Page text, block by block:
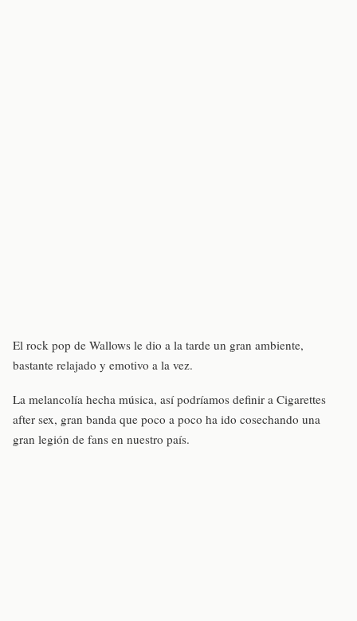
El rock pop de Wallows le dio a la tarde un gran ambiente,
bastante relajado y emotivo a la vez.
La melancolía hecha música, así podríamos definir a Cigarettes
after sex, gran banda que poco a poco ha ido cosechando una
gran legión de fans en nuestro país.